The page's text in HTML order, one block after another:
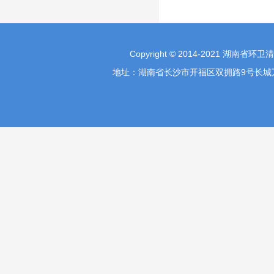
Copyright © 2014-2021 湖南省环
地址：湖南省长沙市开福区双拥路9号